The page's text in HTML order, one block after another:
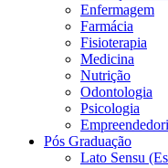
Enfermagem
Farmácia
Fisioterapia
Medicina
Nutrição
Odontologia
Psicologia
Pós Graduação
Lato Sensu